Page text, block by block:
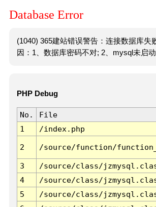
Database Error
(1040) 365建站错误警告：连接数据库失
因：1、数据库密码不对; 2、mysql未启动
PHP Debug
No. File
1
/index.php
2 /source/function/
3 /source/class/
4
/source/class/
5
/source/class/